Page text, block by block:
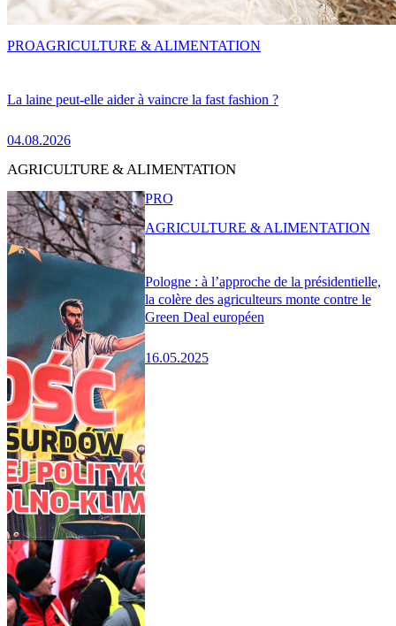
La laine peut-elle aider à vaincre la fast fashion ?
04.08.2026
PROAGRICULTURE & ALIMENTATION
AGRICULTURE & ALIMENTATION
Pologne : à l’approche de la présidentielle,
la colère des agriculteurs monte contre le
Green Deal européen
16.05.2025
PRO
AGRICULTURE & ALIMENTATION